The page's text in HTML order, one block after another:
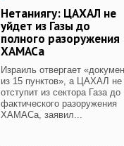
Нетаниягу: ЦАХАЛ не
уйдет из Газы до
полного разоружения
ХАМАСа
Израиль отвергает
из 15 пунктов», а ЦАХАЛ не
отступит из сектора Газа до
фактического разоружения
ХАМАСа, заявил...